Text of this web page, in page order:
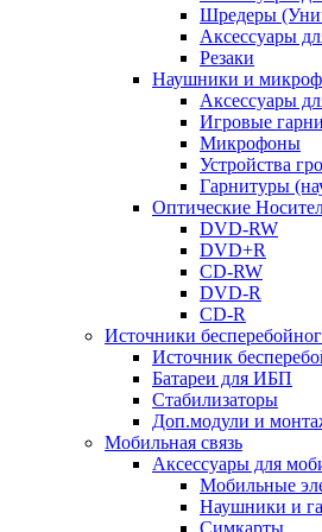
Шредеры
Аксессуары
Резаки
Наушники и
Аксессуары
Игровые
Микрофоны
Устройства
Гарнитуры
Оптические
DVD-RW
DVD+R
CD-RW
DVD-R
CD-R
Источники
Источник
Батареи для ИБП
Стабилизаторы
Доп.модули и
Мобильная связь
Аксессуары для
Мобильные
Наушники и
Симкарты